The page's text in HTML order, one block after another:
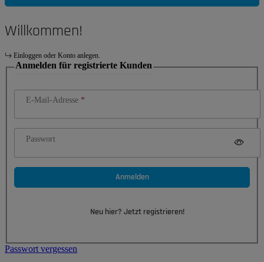
Willkommen!
Einloggen oder Konto anlegen.
Anmelden für registrierte Kunden
E-Mail-Adresse
Passwort
Anmelden
Neu hier? Jetzt registrieren!
Passwort vergessen